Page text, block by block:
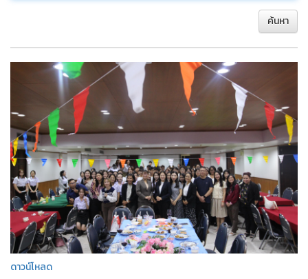
ค้นหา
ดาวน์โหลด